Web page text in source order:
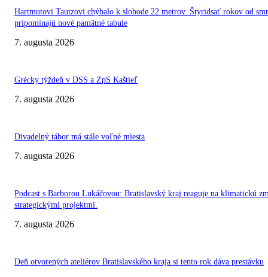
Hartmutovi Tautzovi chýbalo k slobode 22 metrov. Štyridsať rokov od
pripomínajú nové pamätné tabule
7. augusta 2026
Grécky týždeň v DSS a ZpS Kaštieľ
7. augusta 2026
Divadelný tábor má stále voľné miesta
7. augusta 2026
Podcast s Barborou Lukáčovou: Bratislavský kraj reaguje na klimatickú
strategickými projektmi.
7. augusta 2026
Deň otvorených ateliérov Bratislavského kraja si tento rok dáva prestávku